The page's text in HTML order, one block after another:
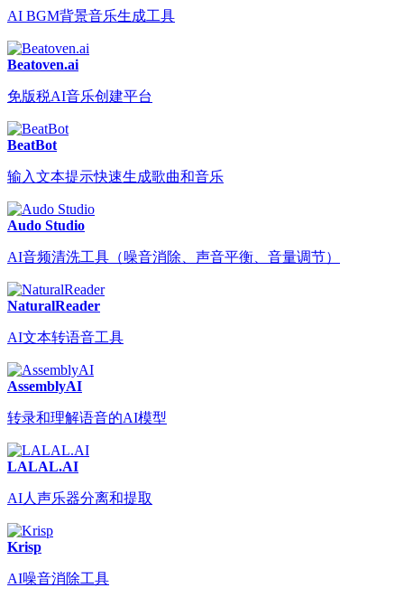
AI BGM背景音乐生成工具
Beatoven.ai
免版税AI音乐创建平台
BeatBot
输入文本提示快速生成歌曲和音乐
Audo Studio
AI音频清洗工具（噪音消除、声音平衡、音量调节）
NaturalReader
AI文本转语音工具
AssemblyAI
转录和理解语音的AI模型
LALAL.AI
AI人声乐器分离和提取
Krisp
AI噪音消除工具